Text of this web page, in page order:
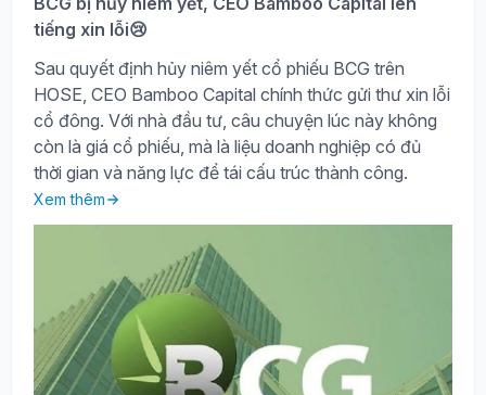
tiếng xin lỗi😢
Sau quyết định hủy niêm yết cổ phiếu BCG trên
HOSE, CEO Bamboo Capital chính thức gửi thư xin lỗi
cổ đông. Với nhà đầu tư, câu chuyện lúc này không
còn là giá cổ phiếu, mà là liệu doanh nghiệp có đủ
thời gian và năng lực để tái cấu trúc thành công.
Xem thêm